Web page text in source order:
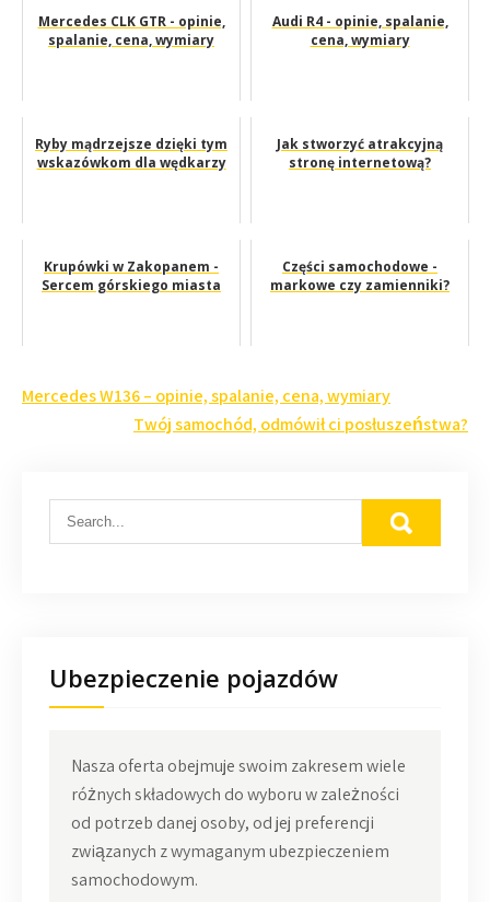
Mercedes CLK GTR - opinie,
spalanie, cena, wymiary
Audi R4 - opinie, spalanie,
cena, wymiary
Ryby mądrzejsze dzięki tym
wskazówkom dla wędkarzy
Jak stworzyć atrakcyjną
stronę internetową?
Krupówki w Zakopanem -
Sercem górskiego miasta
Części samochodowe -
markowe czy zamienniki?
Nawigacja
Mercedes W136 – opinie, spalanie, cena, wymiary
Twój samochód, odmówił ci posłuszeństwa?
Ubezpieczenie pojazdów
Nasza oferta obejmuje swoim zakresem wiele
różnych składowych do wyboru w zależności
od potrzeb danej osoby, od jej preferencji
związanych z wymaganym ubezpieczeniem
samochodowym.